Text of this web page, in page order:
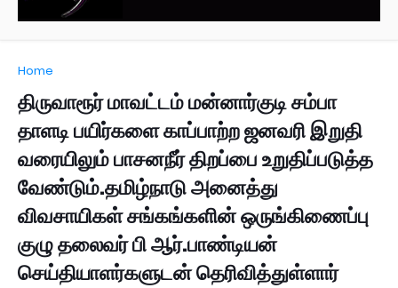
Home
திருவாரூர் மாவட்டம் மன்னார்குடி சம்பா
தாளடி பயிர்களை காப்பாற்ற ஜனவரி இறுதி
வரையிலும் பாசனநீர் திறப்பை உறுதிப்படுத்த
வேண்டும்.தமிழ்நாடு அனைத்து
விவசாயிகள் சங்கங்களின் ஒருங்கிணைப்பு
குழு தலைவர் பி ஆர்.பாண்டியன்
செய்தியாளர்களுடன் தெரிவித்துள்ளார்